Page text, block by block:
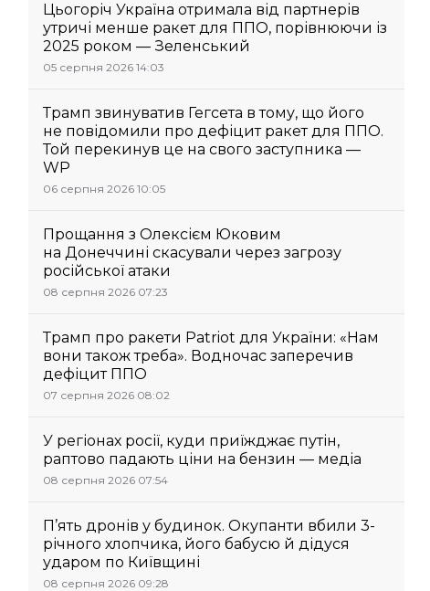
Цьогоріч Україна отримала від партнерів
утричі менше ракет для ППО, порівнюючи із
2025 роком — Зеленський
05 серпня 2026 14:03
Трамп звинуватив Гегсета в тому, що його
не повідомили про дефіцит ракет для ППО.
Той перекинув це на свого заступника —
WP
06 серпня 2026 10:05
Прощання з Олексієм Юковим
на Донеччині скасували через загрозу
російської атаки
08 серпня 2026 07:23
Трамп про ракети Patriot для України: «Нам
вони також треба». Водночас заперечив
дефіцит ППО
07 серпня 2026 08:02
У регіонах росії, куди приїжджає путін,
раптово падають ціни на бензин — медіа
08 серпня 2026 07:54
П’ять дронів у будинок. Окупанти вбили 3-
річного хлопчика, його бабусю й дідуся
ударом по Київщині
08 серпня 2026 09:28